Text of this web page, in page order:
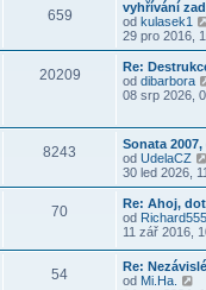
í
p
ř
p
ě
v
k
l
e
d
n
í
p
ř
p
ě
v
e
t
l
í
ř
í
p
659
vyhřívání
od kulasek1
29 pro 2016,
20209
Re:
od dibarbora
08 srp 2026,
8243
Sonata
od UdelaCZ
30 led 2026,
70
Re: Ahoj,
od Richard555
11 zář 2016,
54
Re:
od Mi.Ha.